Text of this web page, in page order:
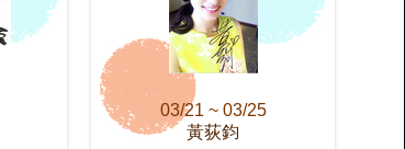
03/21 ~ 03/25
黃荻鈞